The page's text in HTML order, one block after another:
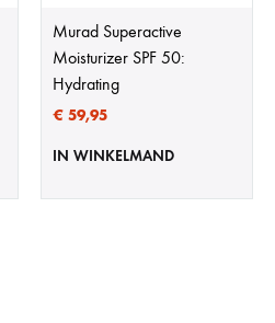
Murad Superactive
Moisturizer SPF 50:
Hydrating
€ 59,95
IN WINKELMAND